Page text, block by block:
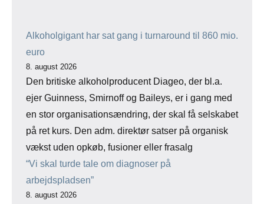
Alkoholgigant har sat gang i turnaround til 860 mio.
euro
8. august 2026
Den britiske alkoholproducent Diageo, der bl.a.
ejer Guinness, Smirnoff og Baileys, er i gang med
en stor organisationsændring, der skal få selskabet
på ret kurs. Den adm. direktør satser på organisk
vækst uden opkøb, fusioner eller frasalg
“Vi skal turde tale om diagnoser på
arbejdspladsen”
8. august 2026